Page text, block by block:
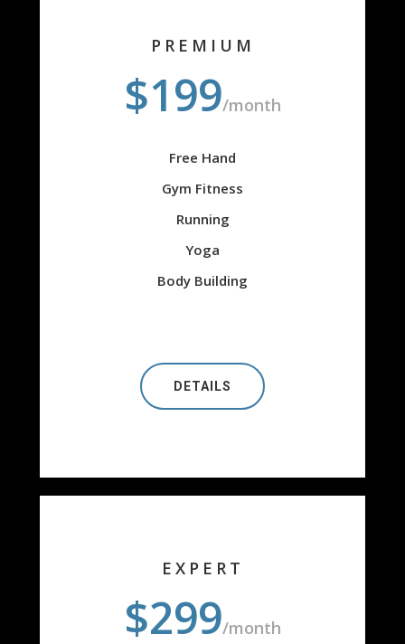
PREMIUM
$199/month
Free Hand
Gym Fitness
Running
Yoga
Body Building
DETAILS
EXPERT
$299/month